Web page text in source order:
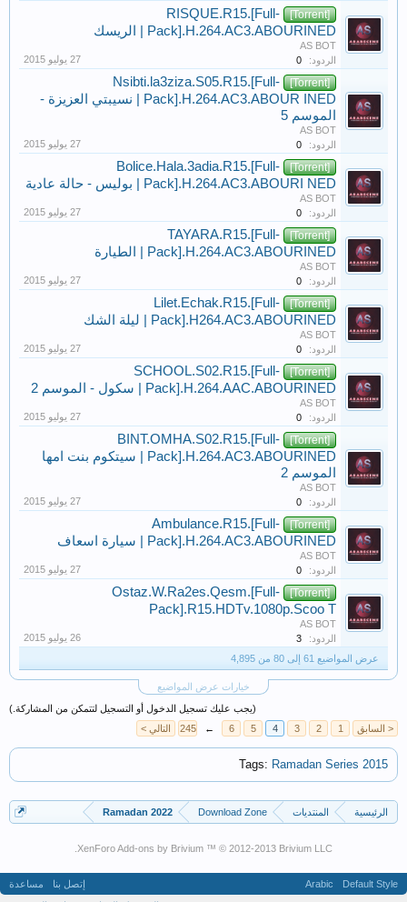
[Torrent]
RISQUE.R15.[Full-
Pack].H.264.AC3.ABOURINED | الريسك
AS BOT
الردود:
0
[Torrent]
Nsibti.la3ziza.S05.R15.[Full-
Pack].H.264.AC3.ABOUR INED | نسيبتي العزيزة -
الموسم 5
AS BOT
الردود:
0
[Torrent]
Bolice.Hala.3adia.R15.[Full-
Pack].H.264.AC3.ABOURI NED | بوليس - حالة عادية
AS BOT
الردود:
0
[Torrent]
TAYARA.R15.[Full-
Pack].H.264.AC3.ABOURINED | الطيارة
AS BOT
الردود:
0
[Torrent]
Lilet.Echak.R15.[Full-
Pack].H264.AC3.ABOURINED | ليلة الشك
AS BOT
الردود:
0
[Torrent]
SCHOOL.S02.R15.[Full-
Pack].H.264.AAC.ABOURINED | سكول - الموسم 2
AS BOT
الردود:
0
[Torrent]
BINT.OMHA.S02.R15.[Full-
Pack].H.264.AC3.ABOURINED | سيتكوم بنت امها
الموسم 2
AS BOT
الردود:
0
[Torrent]
Ambulance.R15.[Full-
Pack].H.264.AC3.ABOURINED | سيارة اسعاف
AS BOT
الردود:
0
[Torrent]
Ostaz.W.Ra2es.Qesm.[Full-
Pack].R15.HDTv.1080p.Scoo T
AS BOT
الردود:
3
عرض المواضيع 61 إلى 80 من 4,895
خيارات عرض المواضيع
(يجب عليك تسجيل الدخول أو التسجيل لتتمكن من المشاركة.)
< السابق
1
2
3
4
5
6
←
245 التالي >
Tags: Ramadan Series 2015
الرئيسية المنتديات Download Zone
Ramadan 2022
XenForo Add-ons by Brivium ™ © 2012-2013 Brivium LLC.
Default Style
Arabic إتصل بنا
مساعدة